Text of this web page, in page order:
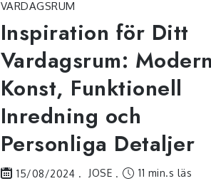
VARDAGSRUM
Inspiration för Ditt
Vardagsrum: Modern
Konst, Funktionell
Inredning och
Personliga Detaljer
15/08/2024 JOSE 11 min.s läs